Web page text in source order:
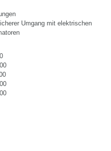
Umgang mit elektrischen